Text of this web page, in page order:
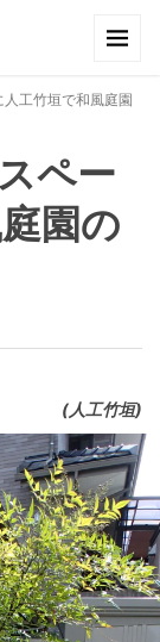
工竹垣で和風庭園
ペー
園の
(人工竹垣)